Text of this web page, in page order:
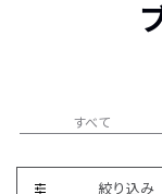
すべて
絞り込み